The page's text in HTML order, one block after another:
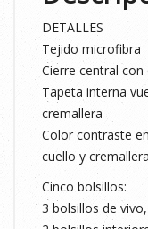
DETALLES
Tejido microfibra
Cierre central con
Tapeta interna
cremallera
Color contraste
cuello y
Cinco bolsillos:
3 bolsillos de